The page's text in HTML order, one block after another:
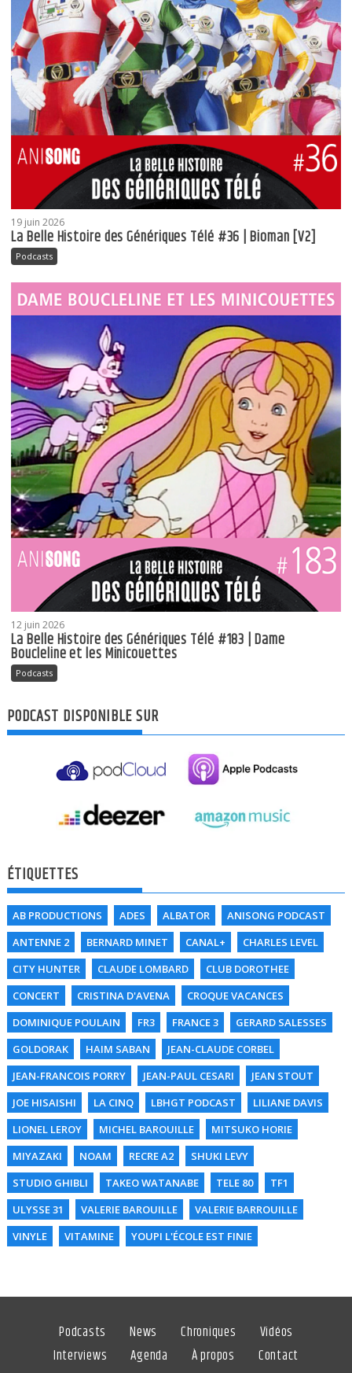
19 juin 2026
La Belle Histoire des Génériques Télé #36 | Bioman [V2]
Podcasts
12 juin 2026
La Belle Histoire des Génériques Télé #183 | Dame
Boucleline et les Minicouettes
Podcasts
PODCAST DISPONIBLE SUR
ÉTIQUETTES
AB PRODUCTIONS ADES ALBATOR
ANISONG PODCAST
ANTENNE 2
BERNARD MINET CANAL+
CHARLES LEVEL
CITY HUNTER
CLAUDE LOMBARD
CLUB DOROTHEE
CONCERT
CRISTINA D'AVENA
CROQUE VACANCES
DOMINIQUE POULAIN
FR3 FRANCE 3
GERARD SALESSES
GOLDORAK
HAIM SABAN
JEAN-CLAUDE CORBEL
JEAN-FRANCOIS PORRY
JEAN-PAUL CESARI
JEAN STOUT
JOE HISAISHI
LA CINQ LBHGT PODCAST
LILIANE DAVIS
LIONEL LEROY
MICHEL BAROUILLE
MITSUKO HORIE
MIYAZAKI
NOAM RECRE A2
SHUKI LEVY
STUDIO GHIBLI
TAKEO WATANABE TELE 80
TF1
ULYSSE 31
VALERIE BAROUILLE
VALERIE BARROUILLE
VINYLE
VITAMINE YOUPI L'ÉCOLE EST FINIE
Podcasts News Chroniques
Vidéos
Interviews
Agenda À propos Contact